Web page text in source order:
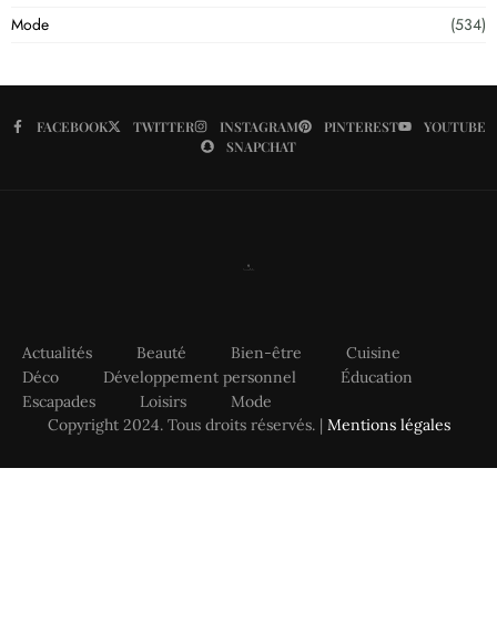
Mode
(534)
FACEBOOK TWITTER INSTAGRAM PINTEREST
YOUTUBE
SNAPCHAT
Actualités Beauté Bien-être
Cuisine
Déco
Développement personnel
Éducation
Escapades
Loisirs
Mode
Copyright 2024. Tous droits réservés. | Mentions légales